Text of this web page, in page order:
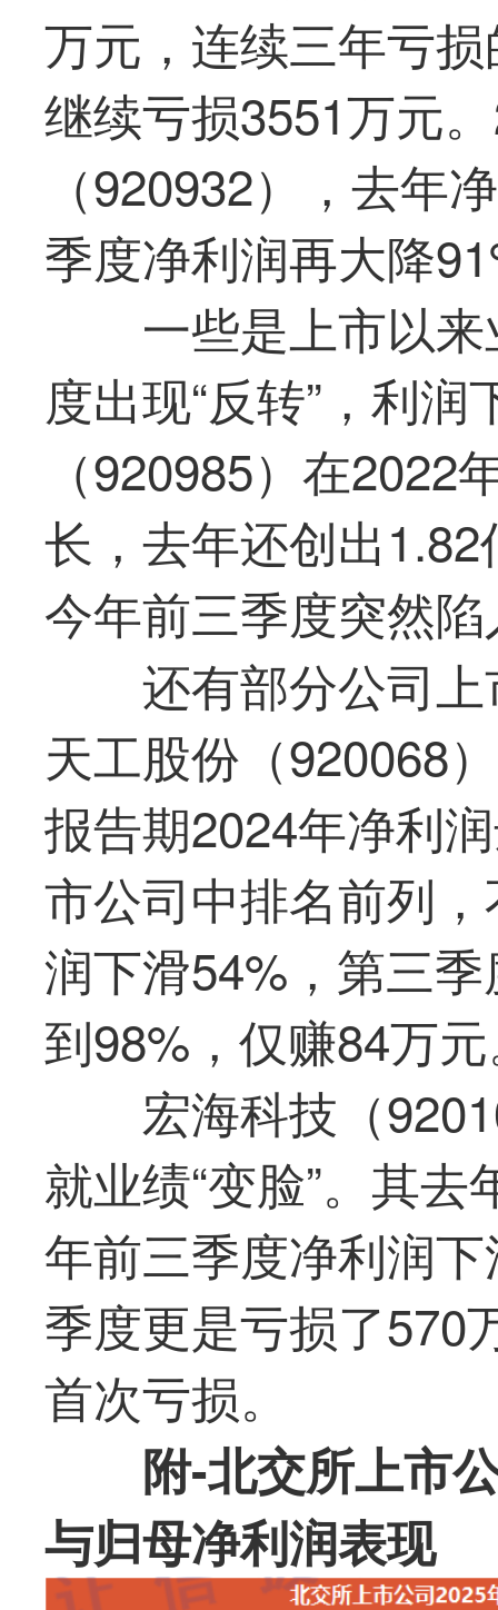
万元，连续三年亏
继续亏损3551万元
（920932），去年
季度净利润再大降
一些是上市以
度出现“反转”，利
（920985）在
长，去年还创出
今年前三季度突然
还有部分公司上
天工股份（920068
报告期2024年净利
市公司中排名前列
润下滑54%，第三
到98%，仅赚84万
宏海科技（
就业绩“变脸”。其
年前三季度净利润
季度更是亏损了570
首次亏损。
附-北交所上市
与归母净利润表现